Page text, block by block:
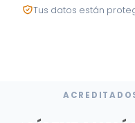
Tus datos están